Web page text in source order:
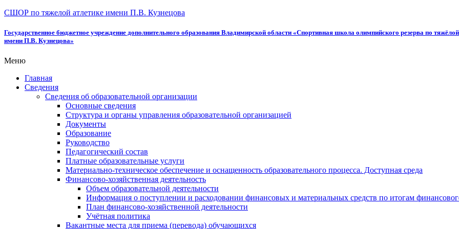
СШОР по тяжелой атлетике имени П.В. Кузнецова
Государственное бюджетное учреждение дополнительного образования Владимирской области «Спортивная школа олимпийского резерва по
имени П.В. Кузнецова»
Меню
Главная
Сведения
Сведения об образовательной организации
Основные сведения
Структура и органы управления образовательной организацией
Документы
Образование
Руководство
Педагогический состав
Платные образовательные услуги
Материально-техническое обеспечение и оснащенность образовательного процесса. Доступная среда
Финансово-хозяйственная деятельность
Объем образовательной деятельности
Информация о поступлении и расходовании финансовых и материальных средств по итогам
План финансово-хозяйственной деятельности
Учётная политика
Вакантные места для приема (перевода) обучающихся